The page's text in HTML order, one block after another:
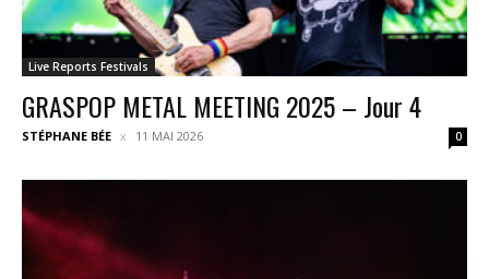
Live Reports Festivals
GRASPOP METAL MEETING 2025 – Jour 4
STÉPHANE BÉE 11 MAI 2026 0